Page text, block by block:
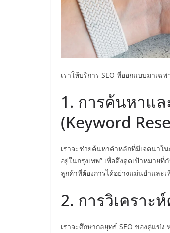
เราให้บริการ SEO ที่ออกแบบมาเ
1. การค้นหาแล
(Keyword
เราจะช่วยค้นหาคำหลักที่มีเจตนาใ
อยู่ในกรุงเทพ” เพื่อดึงดูดเป้าหมาย
ลูกค้าที่ต้องการได้อย่างแม่นยำและ
2. การวิเคราะ
เราจะศึกษากลยุทธ์ SEO ของคู่แข่